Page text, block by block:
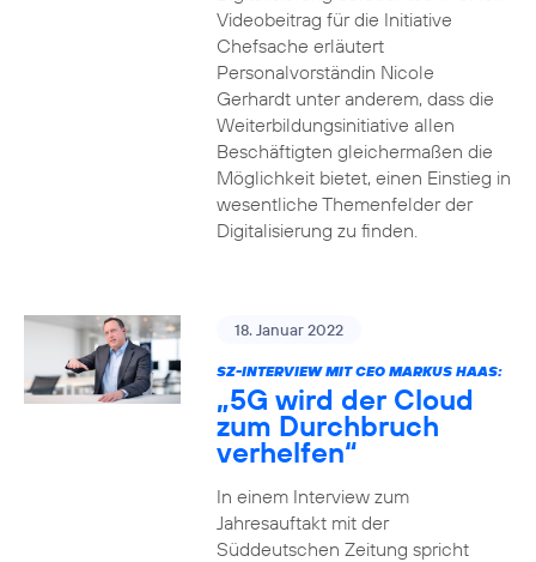
Videobeitrag für die Initiative
Chefsache erläutert
Personalvorständin Nicole
Gerhardt unter anderem, dass die
Weiterbildungsinitiative allen
Beschäftigten gleichermaßen die
Möglichkeit bietet, einen Einstieg in
wesentliche Themenfelder der
Digitalisierung zu finden.
18. Januar 2022
SZ-INTERVIEW MIT CEO MARKUS HAAS:
„5G wird der Cloud
zum Durchbruch
verhelfen“
In einem Interview zum
Jahresauftakt mit der
Süddeutschen Zeitung spricht